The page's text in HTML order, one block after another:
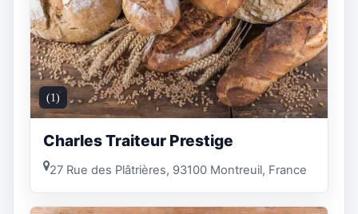
(1)
Charles Traiteur Prestige
27 Rue des Plâtrières, 93100 Montreuil, France